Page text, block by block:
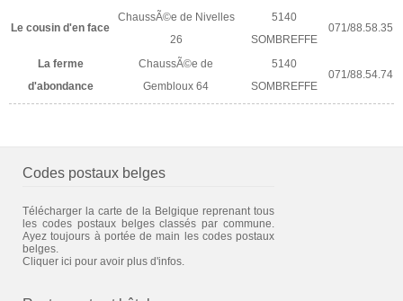
Le cousin d'en face
ChaussÃ©e de Nivelles
26
5140
SOMBREFFE
071/88.58.35
La ferme
d'abondance
ChaussÃ©e de
Gembloux 64
5140
SOMBREFFE
071/88.54.74
Codes postaux belges
Télécharger la carte de la Belgique reprenant tous
les codes postaux belges classés par commune.
Ayez toujours à portée de main les codes postaux
belges.
Cliquer ici pour avoir plus d'infos.